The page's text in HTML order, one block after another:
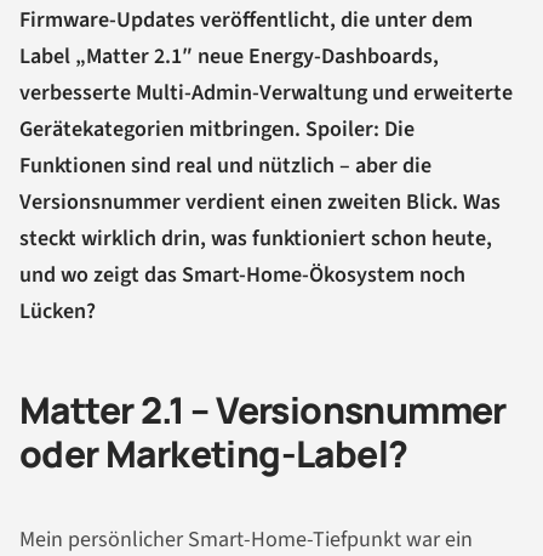
Firmware-Updates veröffentlicht, die unter dem
Label „Matter 2.1″ neue Energy-Dashboards,
verbesserte Multi-Admin-Verwaltung und erweiterte
Gerätekategorien mitbringen. Spoiler: Die
Funktionen sind real und nützlich – aber die
Versionsnummer verdient einen zweiten Blick. Was
steckt wirklich drin, was funktioniert schon heute,
und wo zeigt das Smart-Home-Ökosystem noch
Lücken?
Matter 2.1 – Versionsnummer
oder Marketing-Label?
Mein persönlicher Smart-Home-Tiefpunkt war ein